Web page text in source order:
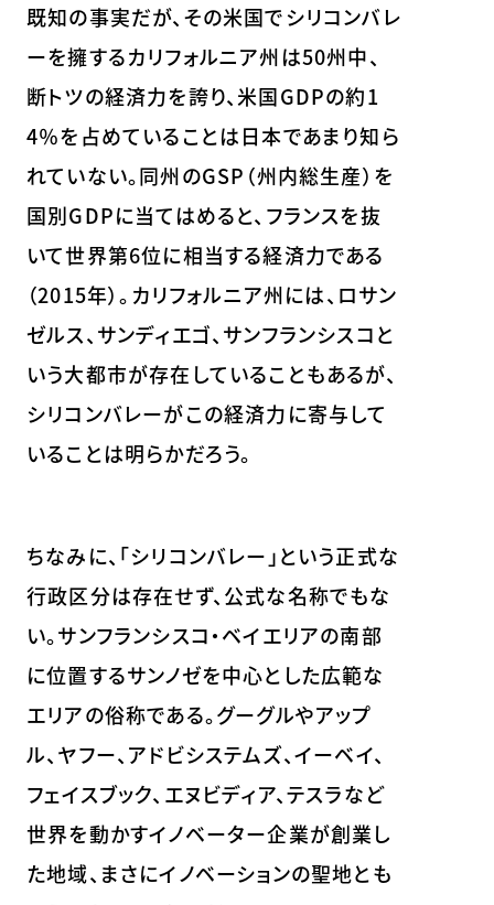
既知の事実だが、その米国でシリコンバレ
ーを擁するカリフォルニア州は50州中、
断トツの経済力を誇り、米国GDPの約1
4％を占めていることは日本であまり知ら
れていない。同州のGSP（州内総生産）を
国別GDPに当てはめると、フランスを抜
いて世界第6位に相当する経済力である
（2015年）。カリフォルニア州には、ロサン
ゼルス、サンディエゴ、サンフランシスコと
いう大都市が存在していることもあるが、
シリコンバレーがこの経済力に寄与して
いることは明らかだろう。
ちなみに、「シリコンバレー」という正式な
行政区分は存在せず、公式な名称でもな
い。サンフランシスコ・ベイエリアの南部
に位置するサンノゼを中心とした広範な
エリアの俗称である。グーグルやアップ
ル、ヤフー、アドビシステムズ、イーベイ、
フェイスブック、エヌビディア、テスラなど
世界を動かすイノベーター企業が創業し
た地域、まさにイノベーションの聖地とも